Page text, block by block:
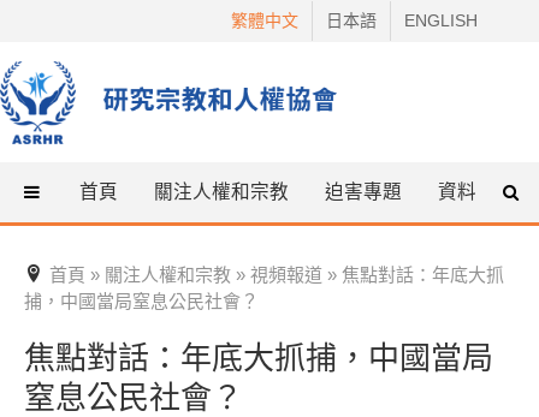
content
繁體中文 日本語 ENGLISH
首頁 關注人權和宗教 迫害專題 資料 什
首頁 » 關注人權和宗教 » 視頻報道 » 焦點對話：年底大抓
捕，中國當局窒息公民社會？
焦點對話：年底大抓捕，中國當局
窒息公民社會？